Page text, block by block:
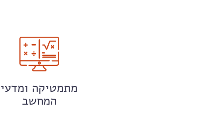
מתמטיקה ומדעי
המחשב